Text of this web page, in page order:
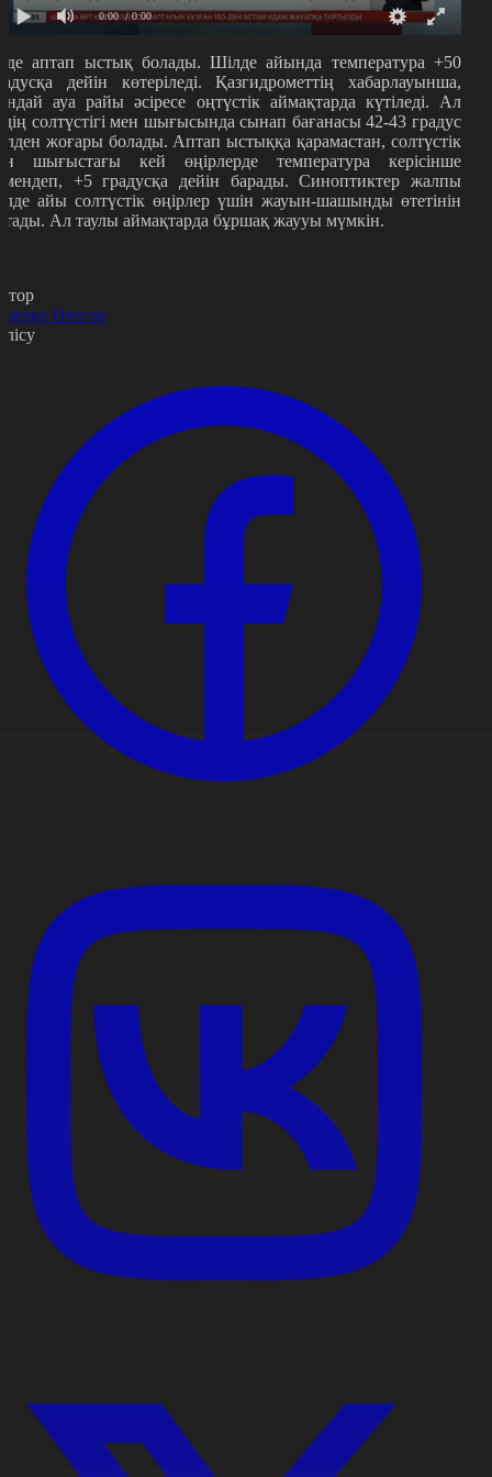
0:00 / 0:00
аптап ыстық болады. Шілде айында температура +50
дейін көтеріледі. Қазгидрометтің хабарлауынша,
ауа райы әсіресе оңтүстік аймақтарда күтіледі. Ал
солтүстігі мен шығысында сынап бағанасы 42-43 градус
жоғары болады. Аптап ыстыққа қарамастан, солтүстік
шығыстағы кей өңірлерде температура керісінше
+5 градусқа дейін барады. Синоптиктер жалпы
айы солтүстік өңірлер үшін жауын-шашынды өтетінін
Ал таулы аймақтарда бұршақ жаууы мүмкін.
Өтеген